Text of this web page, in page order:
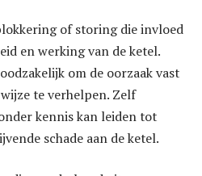
of storing die invloed
en werking van de ketel.
om de oorzaak vast
te verhelpen. Zelf
kennis kan leiden tot
schade aan de ketel.